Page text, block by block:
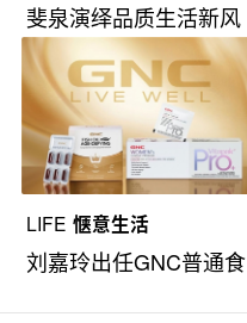
斐泉演绎品质生活新风
尚
LIFE 惬意生活
刘嘉玲出任GNC普通食